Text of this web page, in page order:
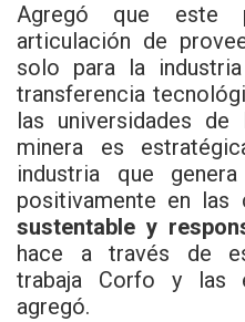
Agregó que este
articulación de
solo para la
transferencia
las universidades de
minera es
industria que
positivamente en las
sustentable y
hace a través de
trabaja Corfo y las
agregó.